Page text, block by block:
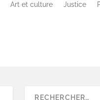
Art et culture Justice